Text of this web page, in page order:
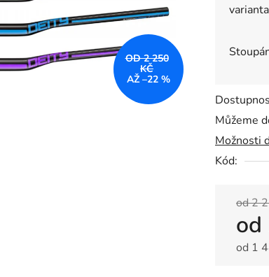
hvězdiček.
varianta
Můžeme
Možnosti
Kód:
od 2
od
od 1
OD 2 250
KČ
AŽ –22 %